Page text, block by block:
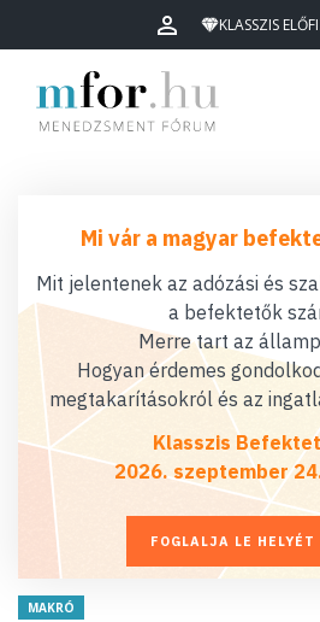
KLASSZIS
Mi vár a magyar
Mit jelentenek az adózási és
a befektetők
Merre tart az
Hogyan érdemes
megtakarításokról és az
Klasszis
2026. szeptember
FOGLALJA LE HELYÉT
MAKRÓ